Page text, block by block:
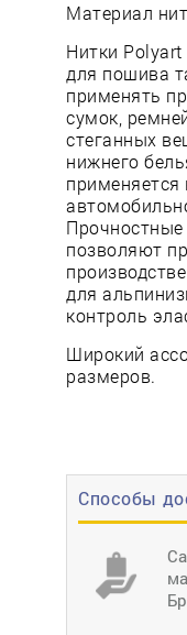
Способы
Материал
Нитки
для пошива
применять
сумок,
стеганных
нижнего
применяется
Прочностные
позволяют
для
контроль
Широкий
размеров.